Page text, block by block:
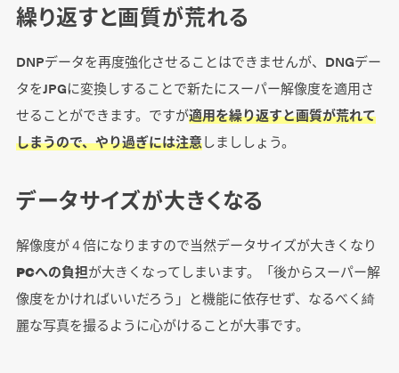
繰り返すと画質が荒れる
DNPデータを再度強化させることはできませんが、DNGデー
タをJPGに変換しすることで新たにスーパー解像度を適用さ
せることができます。ですが適用を繰り返すと画質が荒れて
しまうので、やり過ぎには注意しまししょう。
データサイズが大きくなる
解像度が４倍になりますので当然データサイズが大きくなり
PCへの負担が大きくなってしまいます。「後からスーパー解
像度をかければいいだろう」と機能に依存せず、なるべく綺
麗な写真を撮るように心がけることが大事です。